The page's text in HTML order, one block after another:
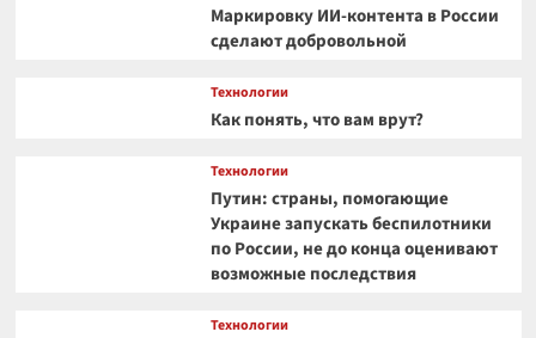
Маркировку ИИ-контента в России
сделают добровольной
Технологии
Как понять, что вам врут?
Технологии
Путин: страны, помогающие
Украине запускать беспилотники
по России, не до конца оценивают
возможные последствия
Технологии